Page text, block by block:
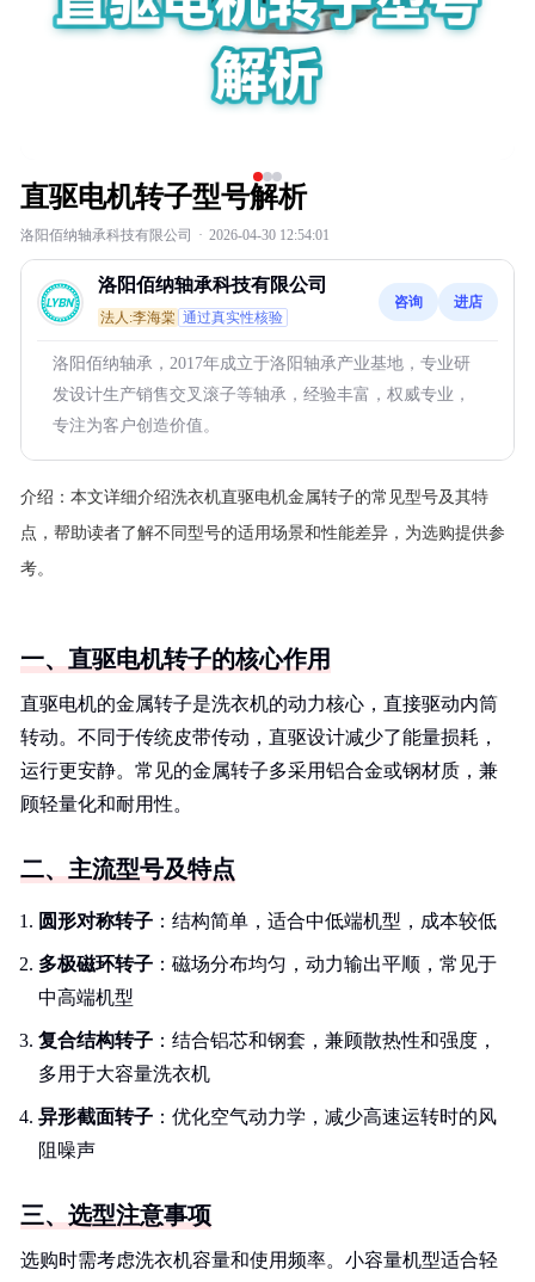
直驱电机转子型号解析
洛阳佰纳轴承科技有限公司 · 2026-04-30 12:54:01
洛阳佰纳轴承科技有限公司
法人:李海棠 通过真实性核验
咨询 进店
洛阳佰纳轴承，2017年成立于洛阳轴承产业基地，专业研
发设计生产销售交叉滚子等轴承，经验丰富，权威专业，
专注为客户创造价值。
介绍： 本文详细介绍洗衣机直驱电机金属转子的常见型号及其特
点，帮助读者了解不同型号的适用场景和性能差异，为选购提供参
考。
一、直驱电机转子的核心作用
直驱电机的金属转子是洗衣机的动力核心，直接驱动内筒
转动。不同于传统皮带传动，直驱设计减少了能量损耗，
运行更安静。常见的金属转子多采用铝合金或钢材质，兼
顾轻量化和耐用性。
二、主流型号及特点
圆形对称转子 ：结构简单，适合中低端机型，成本较低
多极磁环转子 ：磁场分布均匀，动力输出平顺，常见于
中高端机型
复合结构转子 ：结合铝芯和钢套，兼顾散热性和强度，
多用于大容量洗衣机
异形截面转子 ：优化空气动力学，减少高速运转时的风
阻噪声
三、选型注意事项
选购时需考虑洗衣机容量和使用频率。小容量机型适合轻